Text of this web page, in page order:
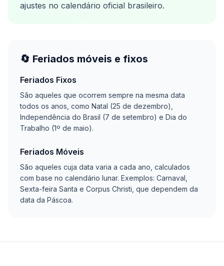
ajustes no calendário oficial brasileiro.
🔄 Feriados móveis e fixos
Feriados Fixos
São aqueles que ocorrem sempre na mesma data
todos os anos, como Natal (25 de dezembro),
Independência do Brasil (7 de setembro) e Dia do
Trabalho (1º de maio).
Feriados Móveis
São aqueles cuja data varia a cada ano, calculados
com base no calendário lunar. Exemplos: Carnaval,
Sexta-feira Santa e Corpus Christi, que dependem da
data da Páscoa.